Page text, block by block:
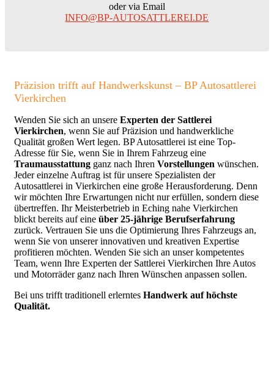
oder via Email
INFO@BP-AUTOSATTLEREI.DE
Präzision trifft auf Handwerkskunst – BP Autosattlerei
Vierkirchen
Wenden Sie sich an unsere Experten der Sattlerei
Vierkirchen, wenn Sie auf Präzision und handwerkliche
Qualität großen Wert legen. BP Autosattlerei ist eine Top-
Adresse für Sie, wenn Sie in Ihrem Fahrzeug eine
Traumausstattung ganz nach Ihren Vorstellungen wünschen.
Jeder einzelne Auftrag ist für unsere Spezialisten der
Autosattlerei in Vierkirchen eine große Herausforderung. Denn
wir möchten Ihre Erwartungen nicht nur erfüllen, sondern diese
übertreffen. Ihr Meisterbetrieb in Eching nahe Vierkirchen
blickt bereits auf eine über 25-jährige Berufserfahrung
zurück. Vertrauen Sie uns die Optimierung Ihres Fahrzeugs an,
wenn Sie von unserer innovativen und kreativen Expertise
profitieren möchten. Wenden Sie sich an unser kompetentes
Team, wenn Ihre Experten der Sattlerei Vierkirchen Ihre Autos
und Motorräder ganz nach Ihren Wünschen anpassen sollen.
Bei uns trifft traditionell erlerntes Handwerk auf höchste
Qualität.